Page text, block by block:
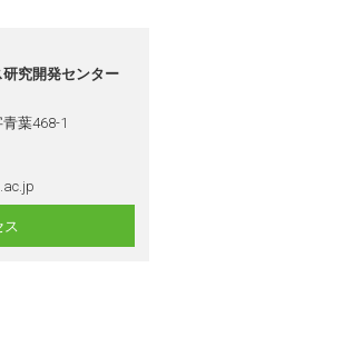
究開発センター
葉468-1
ス